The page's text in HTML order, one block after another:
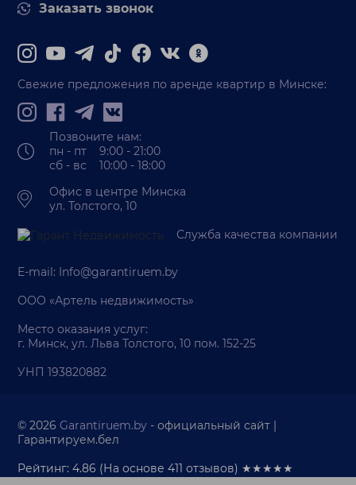
Заказать звонок
Свежие предложения по аренде квартир в Минске:
Позвоните нам:
пн - пт 9:00 - 21:00
сб - вс 10:00 - 18:00
Офис в центре Минска
ул. Толстого, 10
Служба качества компании
E-mail: Info@garantiruem.by
ООО «Артель недвижимость»
Место оказания услуг:
г. Минск, ул. Льва Толстого, 10 пом. 152-25
УНП 193820882
© 2026Garantiruem.by - официальный сайт |
Гарантируем.бел
Рейтинг: 4.86 (На основе411 отзывов) ★★★★★